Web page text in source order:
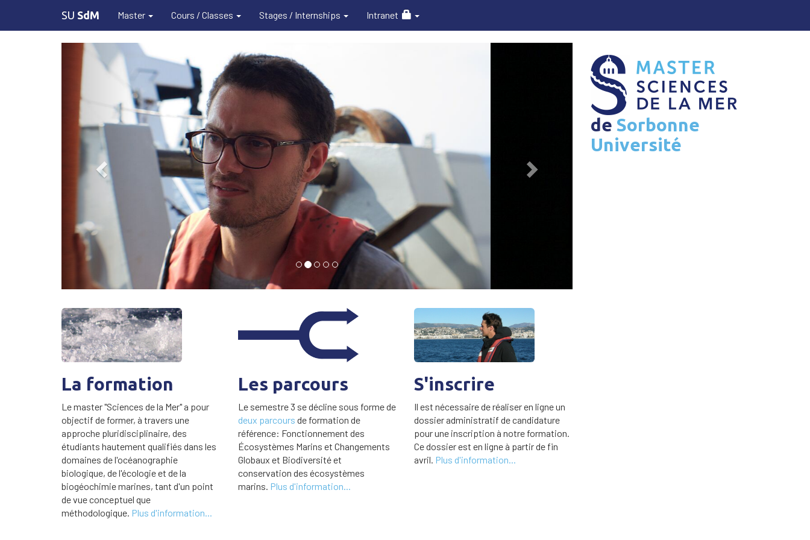
SU SdM Master Cours / Classes Stages / Internships Intranet
de Sorbonne
Université
La formation
Le master "Sciences de la Mer" a pour
objectif de former, à travers une
approche pluridisciplinaire, des
étudiants hautement qualifiés dans les
domaines de l'océanographie
biologique, de l'écologie et de la
biogéochimie marines, tant d'un point
de vue conceptuel que
méthodologique. Plus d'information...
Les parcours
Le semestre 3 se décline sous forme de
deux parcours de formation de
référence: Fonctionnement des
Écosystèmes Marins et Changements
Globaux et Biodiversité et
conservation des écosystèmes
marins. Plus d'information...
S'inscrire
Il est nécessaire de réaliser en ligne un
dossier administratif de candidature
pour une inscription à notre formation.
Ce dossier est en ligne à partir de fin
avril. Plus d'information...